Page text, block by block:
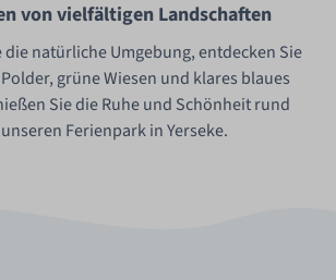
von vielfältigen Landschaften
die natürliche Umgebung, entdecken Sie
grüne Wiesen und klares blaues
Sie die Ruhe und Schönheit rund
Ferienpark in Yerseke.